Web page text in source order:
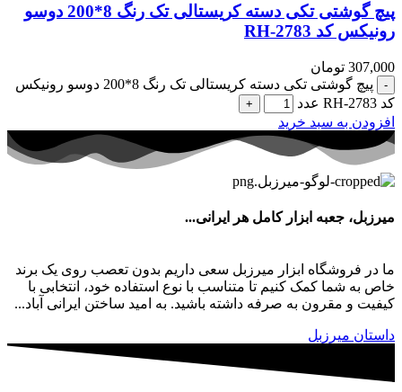
پیچ گوشتی تکی دسته کریستالی تک رنگ 8*200 دوسو
رونیکس کد RH-2783
307,000 تومان
پیچ گوشتی تکی دسته کریستالی تک رنگ 8*200 دوسو رونیکس
کد RH-2783 عدد
افزودن به سبد خرید
میرزبل، جعبه ابزار کامل هر ایرانی...
ما در فروشگاه ابزار میرزبل سعی داریم بدون تعصب روی یک برند
خاص به شما کمک کنیم تا متناسب با نوع استفاده خود، انتخابی با
کیفیت و مقرون به صرفه داشته باشید. به امید ساختن ایرانی آباد...
داستان میرزبل